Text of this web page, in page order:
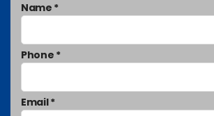
Name *
Phone *
Email *